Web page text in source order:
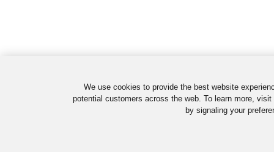
We use cookies to provide the best website
potential customers across the web. To learn more,
by signaling your